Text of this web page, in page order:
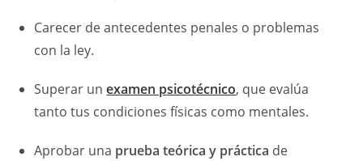
Carecer de antecedentes penales o problemas
con la ley.
Superar unexamen psicotécnico, que evalúa
tanto tus condiciones físicas como mentales.
Aprobar una prueba teórica y práctica de